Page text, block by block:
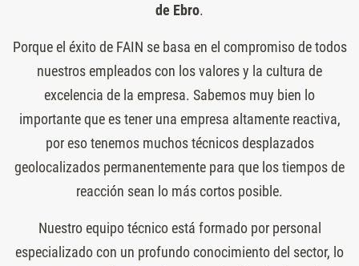
de Ebro.
Porque el éxito de FAIN se basa en el compromiso de todos
nuestros empleados con los valores y la cultura de
excelencia de la empresa. Sabemos muy bien lo
importante que es tener una empresa altamente reactiva,
por eso tenemos muchos técnicos desplazados
geolocalizados permanentemente para que los tiempos de
reacción sean lo más cortos posible.
Nuestro equipo técnico está formado por personal
especializado con un profundo conocimiento del sector, lo